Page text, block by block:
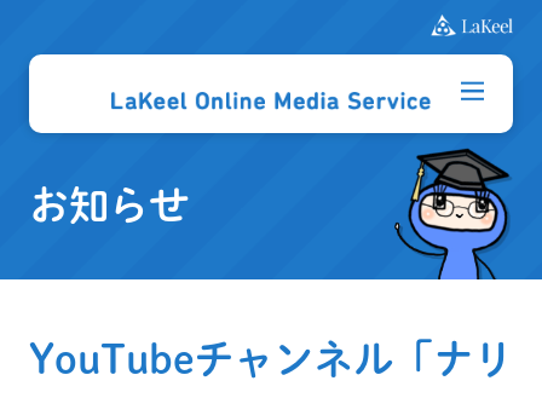
お知らせ
YouTubeチャンネル「ナリ